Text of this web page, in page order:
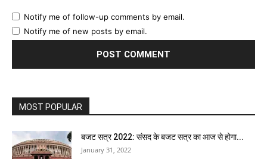
Notify me of follow-up comments by email.
Notify me of new posts by email.
MOST POPULAR
बजट सत्र 2022: संसद के बजट सत्र का आज से होगा...
January 31, 2022